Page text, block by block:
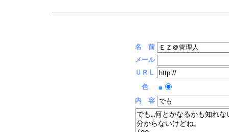
名 前
メール
ＵＲＬ
色
■
内 容